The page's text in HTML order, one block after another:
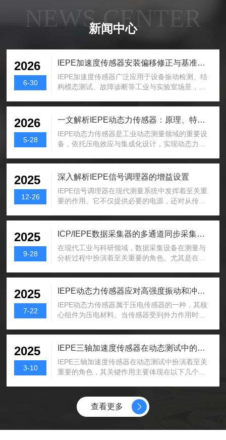
装螺钉，并可以选配磁力安装座，粘接座，三轴向安装座和动态
力传感器卡具等全系列成套配件。
NEWS CENTER
新闻中心
2026
6-30
IEPE加速度传感器安装偏移修正与基准面找准方法
IEPE加速度传感器广泛应用于设备振动检测、结
构模态测试、故障诊断等工业与实验室场景，传
直接影响采集数据的真实性与准确性。实际安装
作业中，人工对位偏差、安装平面不规整、无明
出现轴向信号偏弱、横向干扰偏大、三维数据配
比失衡等问题。轻微的角度偏移不会造成数据失
效，但会持续引入系统误差，降低测试重复性，
握标准化的基准面判定与对位方法，修正安装方
向偏移问题，是...
2026
5-28
一文解析IEPE动态力传感器：原理、特性与应用
IEPE动态力传感器是工业动态测量领域的重要设
备，依托压电效应与集成化设计，实现动态力信
场景的力监测与分析工作中。从工作原理来看，
IEPE动态力传感器以压电材料为核心感应组件，
的电荷信号，完成力到电信号的初步转换。与传
统压电传感器不同，它内部集成微型信号调理电
路，可直接将高阻抗电荷信号转换为低阻抗电压
量链路的设备组成。供电与信号传输采用恒流源
共线模式，...
2025
12-26
深入解析IEPE信号调理器的增益设置
IEPE信号调理器在现代测量系统中发挥着至关重
要的作用。它不仅提供必要的电源，还对从传感
处理和分析。增益设置是一个至关重要的环节，
正确的增益调整对于确保测量结果的准确性和可
过电压供电，并通过模拟信号输出相应的电流变
化。信号调理器接受这些信号，对其进行放大和
过滤，以便更好地适配后续的测量和分析设备。
IEPE传感器的低电平信号。2.增益放大：通过设
置...
2025
9-28
ICP/IEPE数据采集器的多通道同步采集能力分析
在现代工业与科研领域，数据采集设备在测量与
分析过程中扮演着至关重要的角色。尤其是在振
感器）和IEPE（集成电子压电传感器）数据采集
器作为常用的测量工具，广泛应用于多个场景，
由于多传感器系统的需求日益增加，如何高效、
精确地同步采集多个通道的数据成为了技术开发
中的一个重要挑战。ICP/IEPE数据采集器通常具
捉来自多个传感器的信号。其技术实现原理通常
包...
2025
7-22
IEPE动态力传感器应对高强度振动和冲击的能力分析
IEPE动态力传感器属于压电传感器的一种，其核
心组件为压电材料。当传感器受到外力作用时，
转换为电信号进行测量。与传统的压电传感器不
同，IEPE传感器内置了电子放大电路，可以在传
的电压信号。这样的设计使得IEPE传感器不仅能
够提供更高的信号质量，还能实现更为精确的测
量。IEPE传感器的内部结构一般包括：压电晶
体、内置放大器、电缆接口、外壳和传感器支架
等。整个结构的设计不仅考虑了传感器的测量精
2025
3-10
IEPE三轴加速度传感器在动态测试中的关键作用
IEPE三轴加速度传感器在动态测试中扮演着至关
重要的角色，其关键作用主要体现在以下几个方
围内保持性能稳定。一些高性能的IEPE传感器还
具备防水、防尘等特性，适用于恶劣的测试环
及特殊环境下的测试中都能发挥可靠的作用，为
查看更多